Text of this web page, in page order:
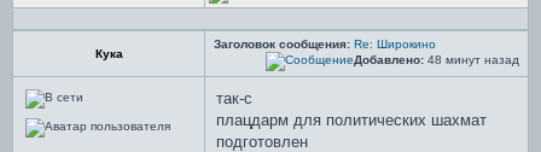
Кука
Заголовок сообщения: Re: Широкино
Добавлено: 48 минут назад
так-с
плацдарм для политических шахмат
подготовлен